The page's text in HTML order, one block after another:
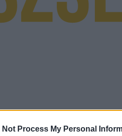
Not Process My Personal